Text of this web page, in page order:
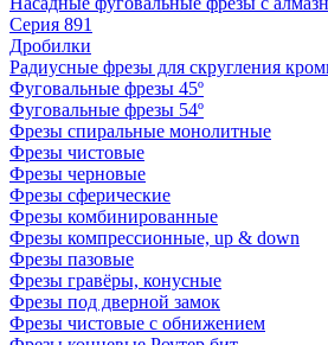
Серия 891
Дробилки
Радиусные фрезы для скругления
Фуговальные фрезы 45º
Фуговальные фрезы 54º
Фрезы спиральные монолитные
Фрезы чистовые
Фрезы черновые
Фрезы сферические
Фрезы комбинированные
Фрезы компрессионные, up & down
Фрезы пазовые
Фрезы гравёры, конусные
Фрезы под дверной замок
Фрезы чистовые с обнижением